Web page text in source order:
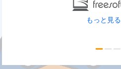
もっと見る